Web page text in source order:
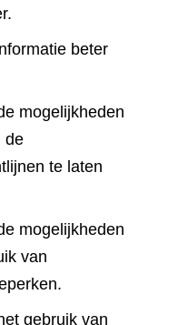
beter
mogelijkheden
de
te laten
mogelijkheden
van
gebruik van